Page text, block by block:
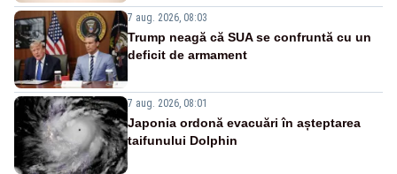
7 aug. 2026, 08:03
Trump neagă că SUA se confruntă cu un
deficit de armament
7 aug. 2026, 08:01
Japonia ordonă evacuări în așteptarea
taifunului Dolphin